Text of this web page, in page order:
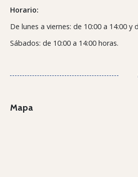
Horario:
De lunes a viernes: de 10:00 a 14:00 y
Sábados: de 10:00 a 14:00 horas.
Mapa